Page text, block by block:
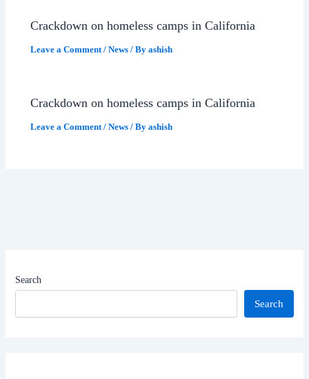
Crackdown on homeless camps in California
Leave a Comment /News / Byashish
Crackdown on homeless camps in California
Leave a Comment /News / Byashish
Search
Search